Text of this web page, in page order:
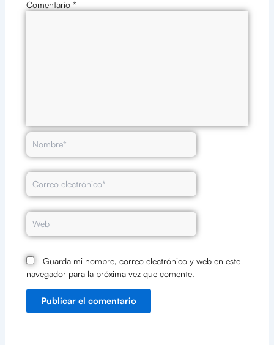
Comentario *
Nombre*
Correo
electrónico*
Web
Guarda mi nombre, correo electrónico y web en este
navegador para la próxima vez que comente.